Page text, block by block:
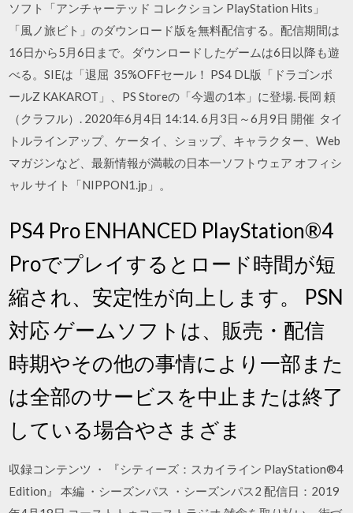
ソフト「アンチャーテッド コレクション PlayStation Hits」
「風ノ旅ビト」のダウンロード版を無料配信する。配信期間は
16日から5月6日まで。ダウンロードしたゲームは6日以降も遊
べる。SIEは「退屈 35%OFFセール！ PS4 DL版「ドラゴンボ
ールZ KAKAROT」、PS Storeの「今週の1本」に登場. 長岡 頼
（クラフル）. 2020年6月4日 14:14. 6月3日～6月9日 開催 タイ
トルラインアップ、ケータイ、ショップ、キャラクター、Web
マガジンなど、最新情報が満載の日本一ソフトウェア オフィシ
ャル サイト「NIPPON1.jp」。
PS4 Pro ENHANCED PlayStation®4
Proでプレイするとロード時間が短
縮され、安定性が向上します。 PSN
対応 ゲームソフトは、販売・配信
時期やその他の事情により一部また
は全部のサービスを中止または終了
している場合やさまざま
収録コンテンツ ・ 『シティーズ：スカイライン PlayStation®4
Edition』 本編 ・シーズンパス ・シーズンパス2 配信日：2019